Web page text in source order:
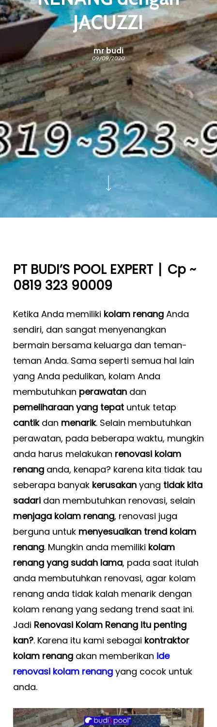
JACUZZI
mr budi
09/09/2020
PT BUDI’S POOL EXPERT| Cp ~
0819 323 90009
Ketika Anda memiliki kolam renangAnda
sendiri, dan sangat menyenangkan
bermain bersama keluarga dan teman-
teman Anda. Sama seperti semua hal lain
yang Anda pedulikan, kolam Anda
membutuhkan perawatandan
pemeliharaan yang tepatuntuk tetap
cantikdan menarik. Selain membutuhkan
perawatan, pada beberapa waktu, mungkin
anda harus melakukan renovasi kolam
renanganda, kenapa? karena kita tidak tau
seberapa banyak kerusakanyang tidak kita
sadaridan membutuhkan renovasi, selain
menjaga kolam renang, renovasi juga
berguna untuk menyesuaikan trend kolam
renang. Mungkin anda memiliki kolam
renang yang sudah lama, pada saat itulah
anda membutuhkan renovasi, agar kolam
renang anda tidak kalah menarik dengan
kolam renang yang sedang trend saat ini.
Jadi Renovasi Kolam Renang itu penting
kan?. Karena itu kami sebagai kontraktor
kolam renangakan memberikan ide
renovasi kolam renangyang cocok untuk
anda.